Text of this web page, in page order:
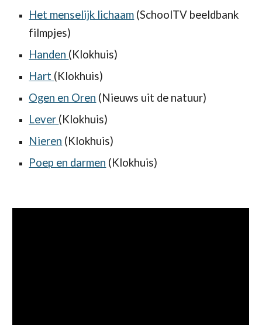
Het menselijk lichaam (SchoolTV beeldbank
filmpjes)
Handen (Klokhuis)
Hart (Klokhuis)
Ogen en Oren (Nieuws uit de natuur)
Lever (Klokhuis)
Nieren (Klokhuis)
Poep en darmen (Klokhuis)